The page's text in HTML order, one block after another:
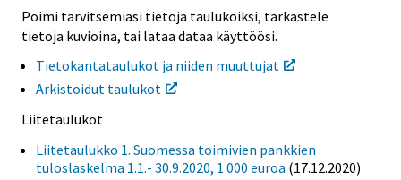
Poimi tarvitsemiasi tietoja taulukoiksi, tarkastele
tietoja kuvioina, tai lataa dataa käyttöösi.
Tietokantataulukot ja niiden muuttujat
Arkistoidut taulukot
Liitetaulukot
Liitetaulukko 1. Suomessa toimivien pankkien
tuloslaskelma 1.1.- 30.9.2020, 1 000 euroa (17.12.2020)